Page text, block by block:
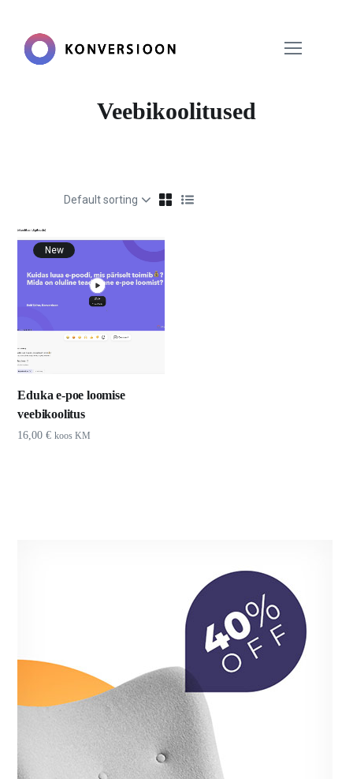
Veebikoolitused
New
Eduka e-poe loomise
veebikoolitus
16,00€ koos KM